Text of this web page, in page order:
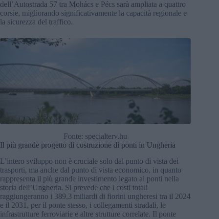
dell’Autostrada 57 tra Mohács e Pécs sarà ampliata a quattro
corsie, migliorando significativamente la capacità regionale e
la sicurezza del traffico.
Fonte: specialterv.hu
Il più grande progetto di costruzione di ponti in Ungheria
L’intero sviluppo non è cruciale solo dal punto di vista dei
trasporti, ma anche dal punto di vista economico, in quanto
rappresenta il più grande investimento legato ai ponti nella
storia dell’Ungheria. Si prevede che i costi totali
raggiungeranno i 389,3 miliardi di fiorini ungheresi tra il 2024
e il 2031, per il ponte stesso, i collegamenti stradali, le
infrastrutture ferroviarie e altre strutture correlate. Il ponte